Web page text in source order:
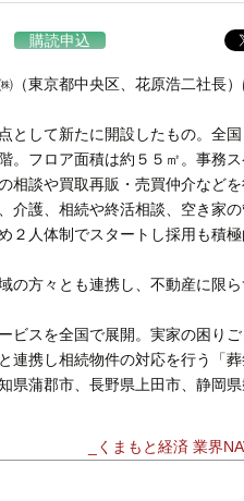
購読申込
東京都中央区、花原浩二社長
して新たに開設したもの。全
フロア面積は約５５㎡。事務
談や買取再販・売買仲介など
護、相続や終活相談、空き家
人体制でスタートし採用も積
方々とも連携し、不動産に限
スを全国で展開。実家の困り
携し相続物件の対応を行う「
蒲郡市、長野県上田市、静岡
_くまもと経済 業界